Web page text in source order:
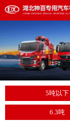
5吨以下
6.3吨